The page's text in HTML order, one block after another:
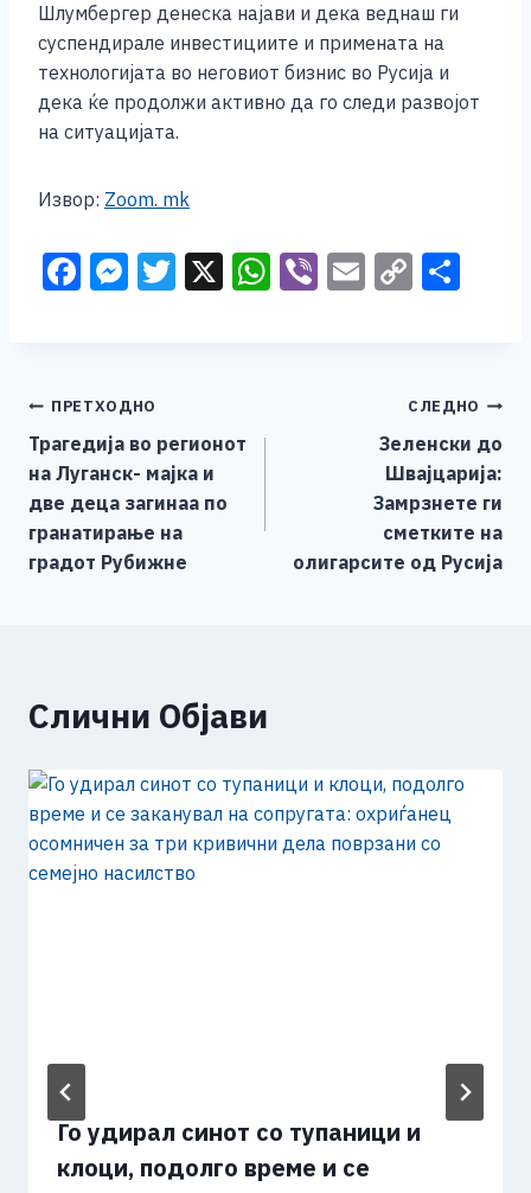
Шлумбергер денеска најави и дека веднаш ги
суспендирале инвестициите и примената на
технологијата во неговиот бизнис во Русија и
дека ќе продолжи активно да го следи развојот
на ситуацијата.
Извор: Zoom. mk
F
b
o
o
k
M
n
g
er
T X W Vi E C
Li
n
k
Навигација
на
напис
ПРЕТХОДНО
Трагедија во регионот
на Луганск- мајка и
две деца загинаа по
гранатирање на
градот Рубижне
СЛЕДНО
Зеленски до
Швајцарија:
Замрзнете ги
сметките на
олигарсите од Русија
Слични Објави
Го удирал синот со тупаници и
клоци, подолго време и се